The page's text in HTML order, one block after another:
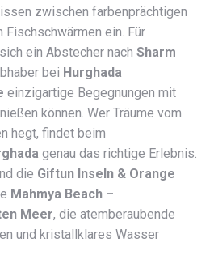
zwischen farbenprächtigen
Fischschwärmen ein. Für
ein Abstecher nach Sharm
bei Hurghada
einzigartige Begegnungen mit
können. Wer Träume vom
hegt, findet beim
genau das richtige Erlebnis.
die Giftun Inseln & Orange
Mahmya Beach –
Meer, die atemberaubende
und kristallklares Wasser